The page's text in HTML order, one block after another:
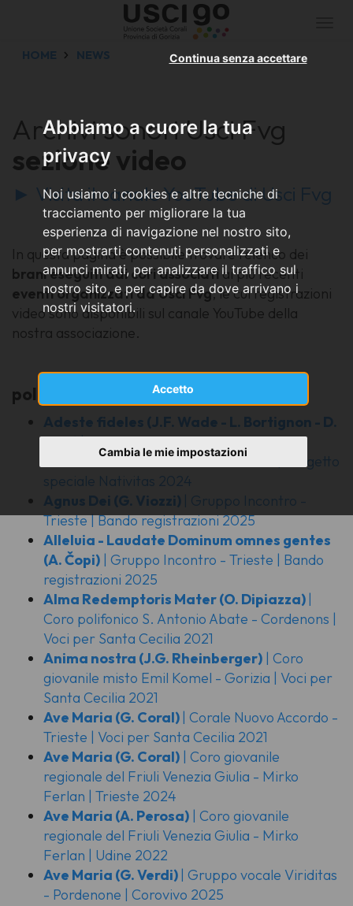
Abbiamo a cuore la tua
privacy
Noi usiamo i cookies e altre tecniche di
tracciamento per migliorare la tua
esperienza di navigazione nel nostro sito,
per mostrarti contenuti personalizzati e
annunci mirati, per analizzare il traffico sul
nostro sito, e per capire da dove arrivano i
nostri visitatori.
Accetto
Continua senza accettare
Cambia le mie impostazioni
HOME NEWS
Archivi sonori Usci Fvg
sezione video
► Visita il canale YouTube di Usci Fvg
In questa pagina è possibile trovare l'elenco dei
brani eseguiti dai cori associati ai più recenti
eventi organizzati da Usci Fvg, le cui registrazioni
video sono disponibili sul canale YouTube della
nostra associazione.
polifonia sacra
Adeste fideles (J.F. Wade - L. Bortignon - D.
Pitis)| Cori Usci Fvg e Orchestra del
Conservatorio di Udine - Davide Pitis | Progetto
speciale Nativitas 2024
Agnus Dei (G. Viozzi)
| Gruppo Incontro -
Trieste | Bando registrazioni 2025
Alleluia - Laudate Dominum omnes gentes
(A. Čopi) | Gruppo Incontro - Trieste | Bando
registrazioni 2025
Alma Redemptoris Mater(O. Dipiazza) |
Coro polifonico S. Antonio Abate - Cordenons |
Voci per Santa Cecilia 2021
Anima nostra (J.G. Rheinberger) | Coro
giovanile misto Emil Komel - Gorizia | Voci per
Santa Cecilia 2021
Ave Maria (G. Coral) | Corale Nuovo Accordo -
Trieste | Voci per Santa Cecilia 2021
Ave Maria (G. Coral) | Coro giovanile
regionale del Friuli Venezia Giulia - Mirko
Ferlan | Trieste 2024
Ave Maria (A. Perosa) | Coro giovanile
regionale del Friuli Venezia Giulia - Mirko
Ferlan | Udine 2022
Ave Maria (G. Verdi) | Gruppo vocale Viriditas
- Pordenone | Corovivo 2025